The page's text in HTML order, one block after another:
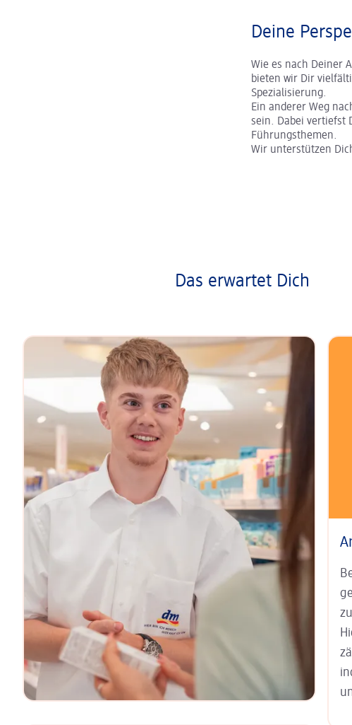
Deine
Wie es nach Deiner
bieten wir Dir
Spezialisierung.
Ein anderer Weg
sein. Dabei vertiefst
Führungsthemen.
Wir unterstützen
Das erwartet Dich